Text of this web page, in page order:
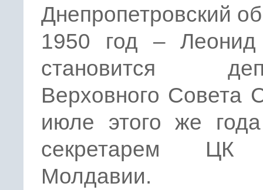
Днепропетровский
1950 год –
становится
Верховного Совета
июле этого же
секретарем ЦК
Молдавии.